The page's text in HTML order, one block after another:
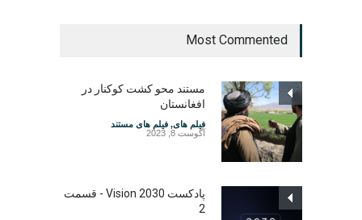
Most Commented
مستند محو کشت کوکنار در
افغانستان
فیلم های, فیلم های مستند
آگوست 8, 2023
پادکست Vision 2030 - قسمت
2